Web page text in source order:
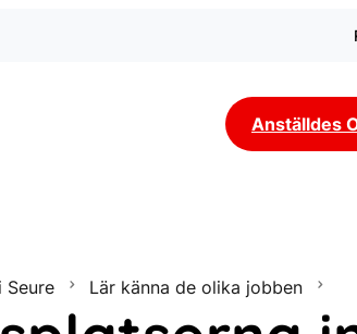
Anställdes
Seure Lär känna de olika jobben